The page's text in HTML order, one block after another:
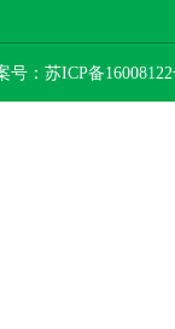
号： 苏ICP备